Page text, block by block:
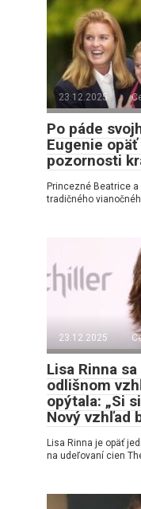
23.12.2025
Po páde
Eugenie
pozornosti
Princezné Beatrice
tradičného
23.12.2025
Lisa Rinna
odlišnom
opýtala: „Si
Nový vzhľad
Lisa Rinna je opäť
na udeľovaní cien